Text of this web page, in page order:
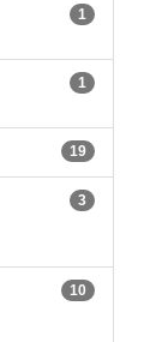
1
1
19
3
10